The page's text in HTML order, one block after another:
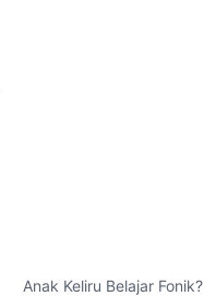
Anak Keliru Belajar Fonik?